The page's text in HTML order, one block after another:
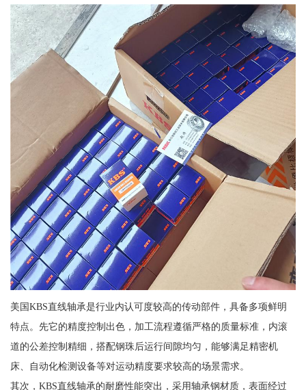
美国KBS直线轴承是行业内认可度较高的传动部件，具备多项鲜明
特点。先它的精度控制出色，加工流程遵循严格的质量标准，内滚
道的公差控制精细，搭配钢珠后运行间隙均匀，能够满足精密机
床、自动化检测设备等对运动精度要求较高的场景需求。
其次，KBS直线轴承的耐磨性能突出，采用轴承钢材质，表面经过